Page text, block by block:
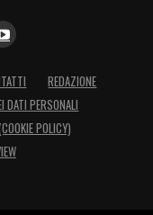
REDAZIONE
DATI PERSONALI
POLICY)